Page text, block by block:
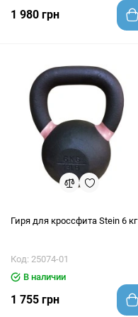
1 980 грн
Гиря для кроссфита Stein 6 кг
Код: 25074-01
В наличии
1 755 грн